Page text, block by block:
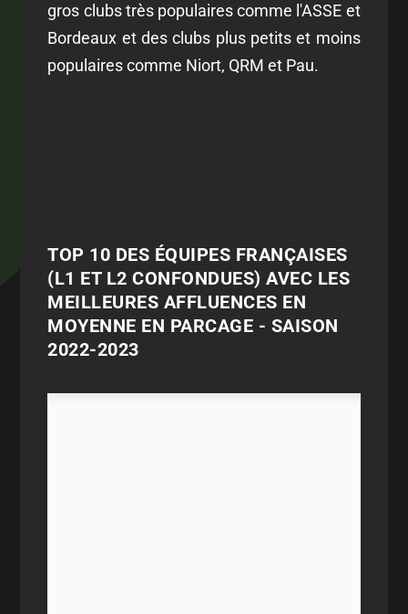
gros clubs très populaires comme l'ASSE et
Bordeaux et des clubs plus petits et moins
populaires comme Niort, QRM et Pau.
TOP 10 DES ÉQUIPES FRANÇAISES
(L1 ET L2 CONFONDUES) AVEC LES
MEILLEURES AFFLUENCES EN
MOYENNE EN PARCAGE - SAISON
2022-2023